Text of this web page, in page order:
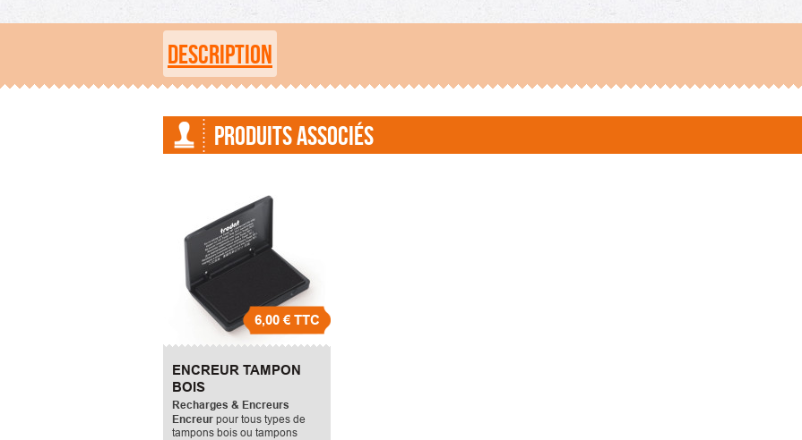
DESCRIPTION
PRODUITS ASSOCIÉS
6,00 €TTC
ENCREUR TAMPON
BOIS
Recharges & Encreurs
Encreur pour tous types de
tampons bois ou tampons